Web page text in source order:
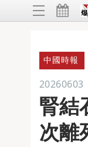
中國時報
20260603
腎結
次離